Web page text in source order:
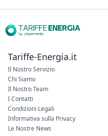
Tariffe-Energia.it
Il Nostro Servizio
Chi Siamo
Il Nostro Team
I Contatti
Condizioni Legali
Informativa sulla Privacy
Le Nostre News